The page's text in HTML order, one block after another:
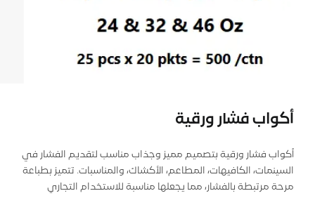
أكواب فشار ورقية
أكواب فشار ورقية بتصميم مميز وجذاب مناسب لتقديم الفشار في
السينمات، الكافيهات، المطاعم، الأكشاك، والمناسبات. تتميز بطباعة
مرحة مرتبطة بالفشار، مما يجعلها مناسبة للاستخدام التجاري